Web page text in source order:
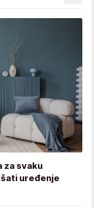
za svaku
uređenje